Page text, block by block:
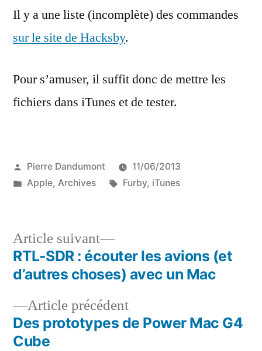
Il y a une liste (incomplète) des commandes
sur le site de Hacksby.
Pour s’amuser, il suffit donc de mettre les
fichiers dans iTunes et de tester.
Publié
par
Pierre Dandumont
11/06/2013
Publié
Apple, Archives Étiquettes :
Furby, iTunes
Navigation
l’article
Article précédentArticle
précédent :
Des prototypes de Power Mac G4
Cube
Article suivant
Article
suivant :
RTL-SDR : écouter les avions (et
d’autres choses) avec un Mac